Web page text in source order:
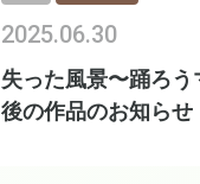
失った風景〜踊ろう
後の作品のお知らせ
2025.06.30